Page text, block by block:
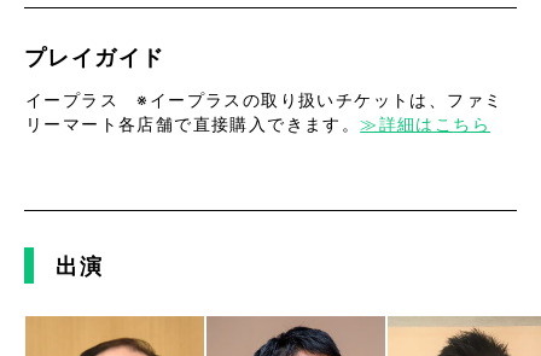
プレイガイド
イープラス ※イープラスの取り扱いチケットは、ファミ
リーマート各店舗で直接購入できます。≫詳細はこちら
出演